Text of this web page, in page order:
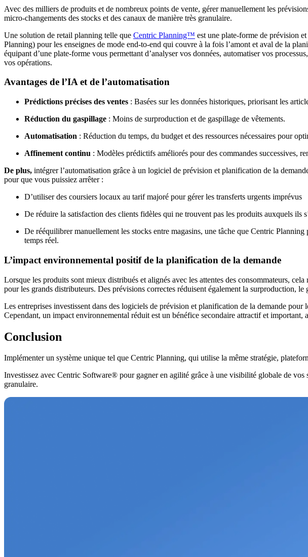
Avec des milliers de produits et de nombreux points de vente, gérer manuellement les
micro-changements des stocks et des canaux de manière très granulaire.
Une solution de retail planning telle que Centric Planning™ est une plate-forme de prévision
Planning) pour les enseignes de mode end-to-end qui couvre à la fois l’amont et aval de la
équipant d’une plate-forme vous permettant d’analyser vos données, automatiser vos
vos opérations.
Avantages de l’IA et de l’automatisation
Prédictions précises des ventes : Basées sur les données historiques, priorisant les
Réduction du gaspillage : Moins de surproduction et de gaspillage de vêtements.
Automatisation : Réduction du temps, du budget et des ressources nécessaires pour
Affinement continu : Modèles prédictifs améliorés pour des commandes successives,
De plus, intégrer l’automatisation grâce à un logiciel de prévision et planification de la
pour que vous puissiez arrêter :
D’utiliser des coursiers locaux au tarif majoré pour gérer les transferts urgents imprévus
De réduire la satisfaction des clients fidèles qui ne trouvent pas les produits auxquels ils
De rééquilibrer manuellement les stocks entre magasins, une tâche que Centric
temps réel.
L’impact environnemental positif de la planification de la demande
Lorsque les produits sont mieux distribués et alignés avec les attentes des consommateurs,
pour les grands distributeurs. Des prévisions correctes réduisent également la surproduction, le
Les entreprises investissent dans des logiciels de prévision et planification de la demande
Cependant, un impact environnemental réduit est un bénéfice secondaire attractif et
Conclusion
Implémenter un système unique tel que Centric Planning, qui utilise la même stratégie,
Investissez avec Centric Software® pour gagner en agilité grâce à une visibilité globale de
granulaire.